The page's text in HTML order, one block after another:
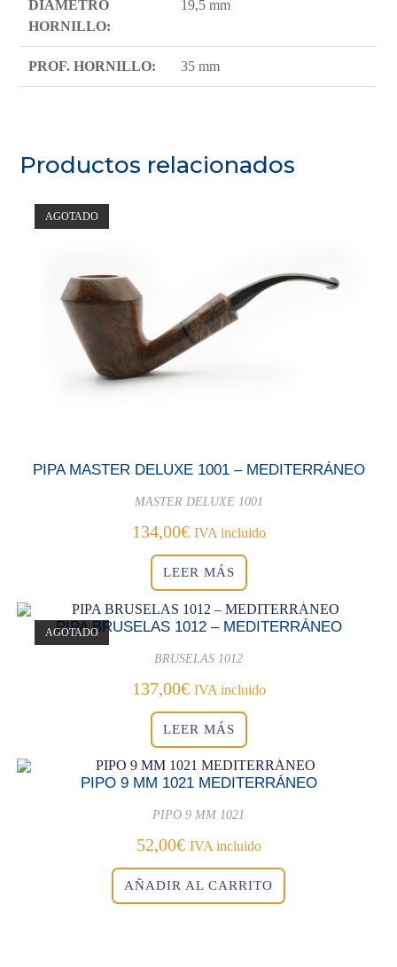
DIAMETRO
HORNILLO:
19,5 mm
PROF. HORNILLO: 35 mm
Productos relacionados
AGOTADO
PIPA MASTER DELUXE 1001 – MEDITERRÁNEO
MASTER DELUXE 1001
134,00€ IVA incluido
LEER MÁS
AGOTADO
PIPA BRUSELAS 1012 – MEDITERRÁNEO
BRUSELAS 1012
137,00€ IVA incluido
LEER MÁS
PIPO 9 MM 1021 MEDITERRÁNEO
PIPO 9 MM 1021
52,00€ IVA incluido
AÑADIR AL CARRITO